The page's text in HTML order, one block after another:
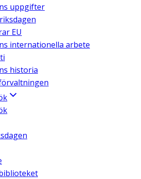
uppgifter
EU
internationella arbete
historia